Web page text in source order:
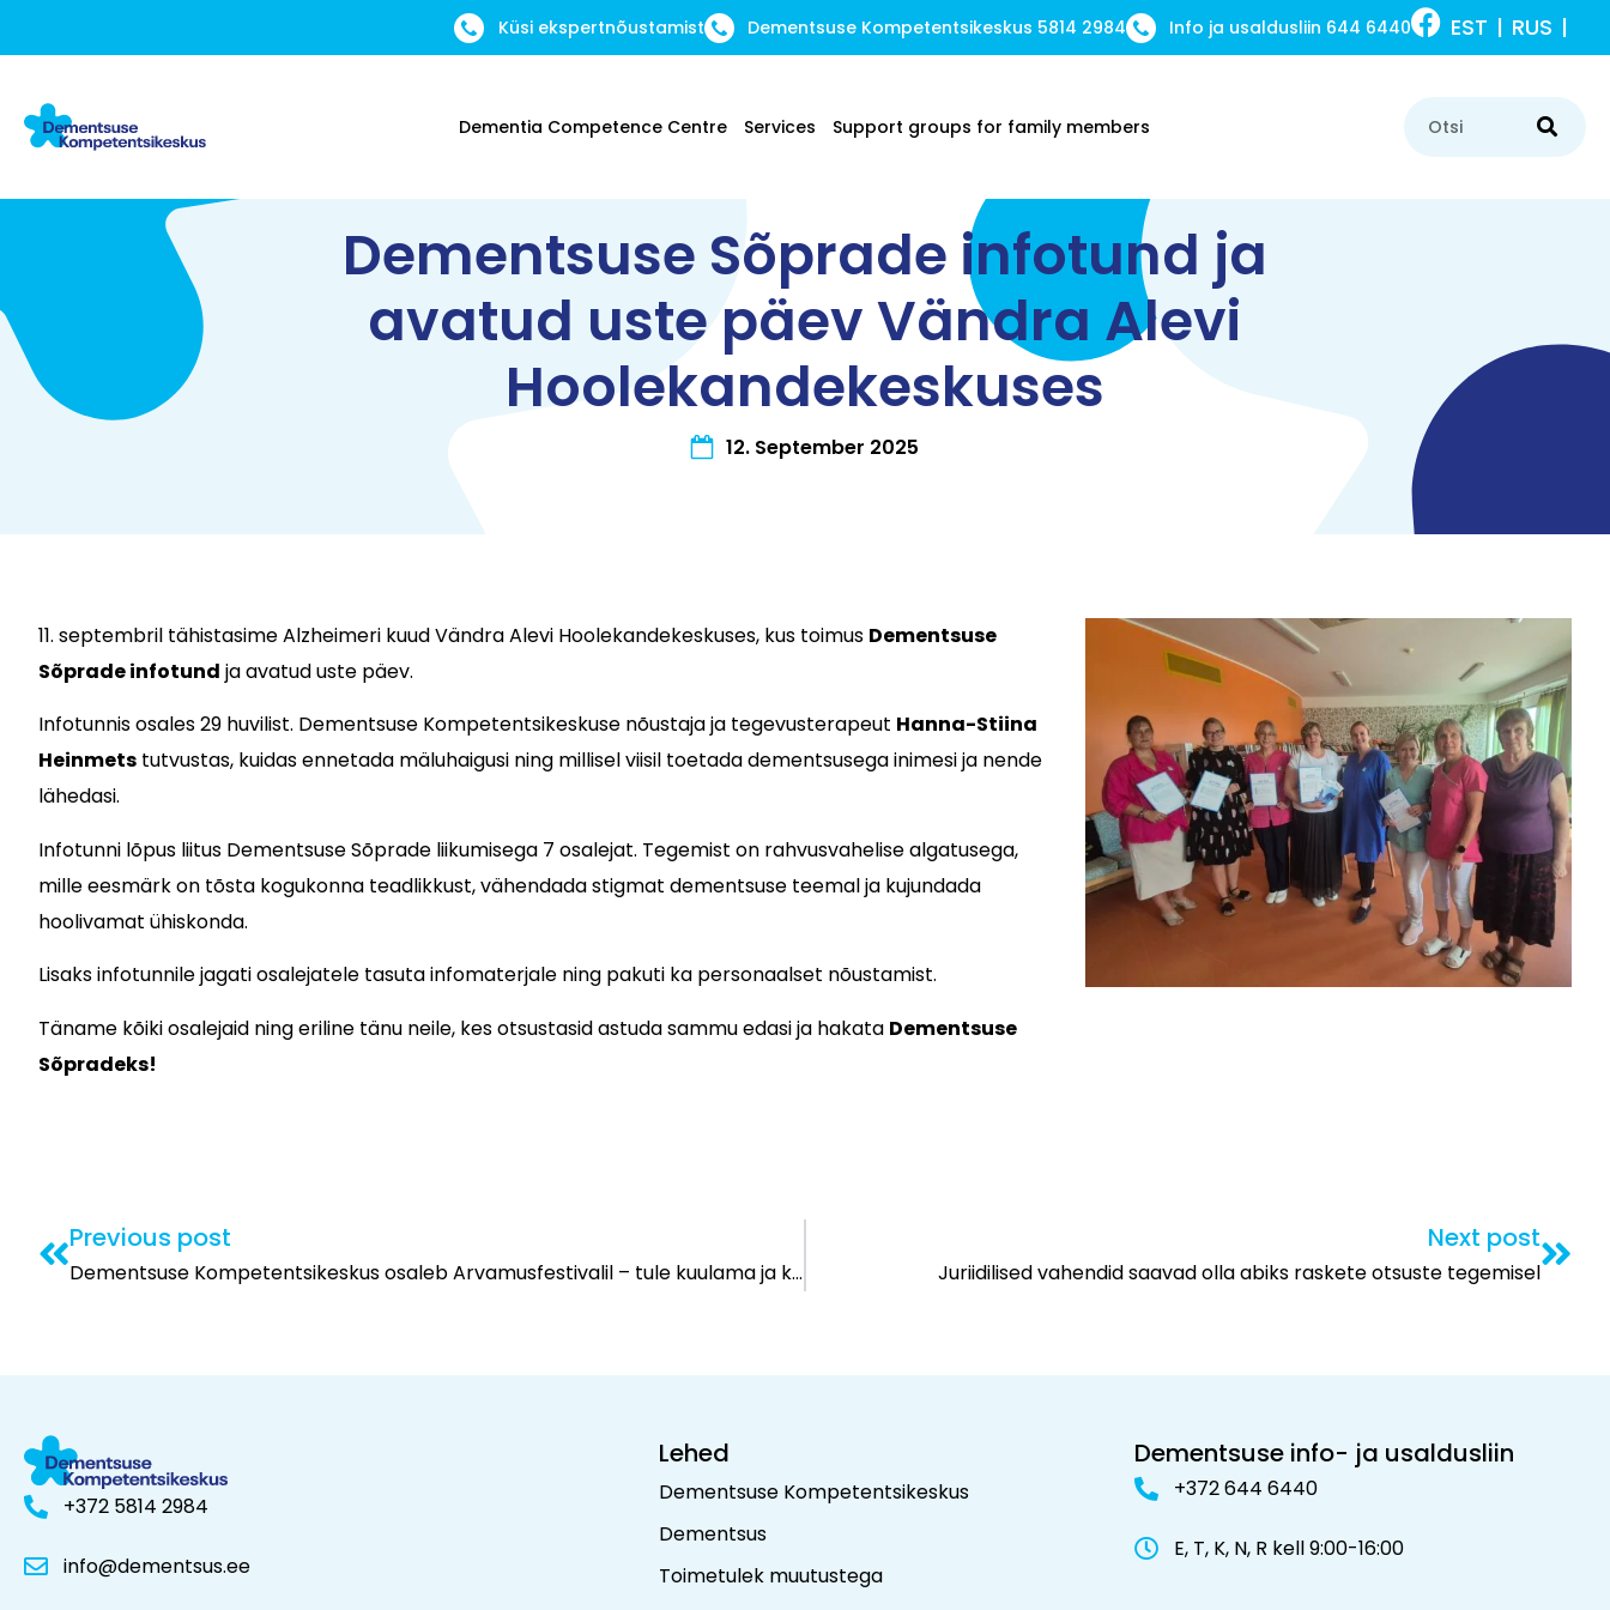
EST RUS
Info ja usaldusliin 644 6440
Dementsuse Kompetentsikeskus 5814 2984
Küsi ekspertnõustamist
Dementia Competence Centre Services Support groups for family members
Dementsuse Sõprade infotund ja
avatud uste päev Vändra Alevi
Hoolekandekeskuses
12. September 2025
11. septembril tähistasime Alzheimeri kuud Vändra Alevi Hoolekandekeskuses, kus toimus Dementsuse
Sõprade infotund ja avatud uste päev.
Infotunnis osales 29 huvilist. Dementsuse Kompetentsikeskuse nõustaja ja tegevusterapeut Hanna-Stiina
Heinmets tutvustas, kuidas ennetada mäluhaigusi ning millisel viisil toetada dementsusega inimesi ja nende
lähedasi.
Infotunni lõpus liitus Dementsuse Sõprade liikumisega 7 osalejat. Tegemist on rahvusvahelise algatusega,
mille eesmärk on tõsta kogukonna teadlikkust, vähendada stigmat dementsuse teemal ja kujundada
hoolivamat ühiskonda.
Lisaks infotunnile jagati osalejatele tasuta infomaterjale ning pakuti ka personaalset nõustamist.
Täname kõiki osalejaid ning eriline tänu neile, kes otsustasid astuda sammu edasi ja hakata Dementsuse
Sõpradeks!
Previous post
Dementsuse Kompetentsikeskus osaleb Arvamusfestivalil – tule kuulama ja kaasa mõtlema
Next post
Juriidilised vahendid saavad olla abiks raskete otsuste tegemisel
+372 5814 2984
info@dementsus.ee
Lehed
Dementsuse Kompetentsikeskus
Dementsus
Toimetulek muutustega
Dementsuse info- ja usaldusliin
+372 644 6440
E, T, K, N, R kell 9:00-16:00